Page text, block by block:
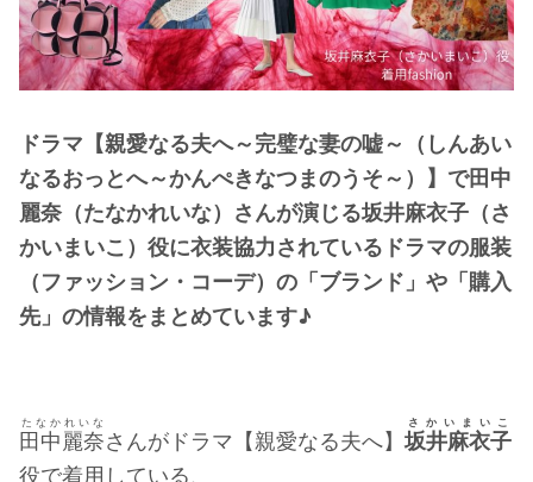
・トリンドル玲奈
・深田恭子
・北川景子
・橋本環奈
【よく検索されてる男性芸能人】
・ 目黒蓮
・京本大我
・木村拓哉（キムタク）
ドラマ【親愛なる夫へ～完璧な妻の嘘～
（しんあい
なるおっとへ～かんぺきなつまのうそ～）】で田中
麗奈（たなかれいな）さんが演じる坂井麻衣子（さ
かいまいこ）役に衣装協力されているドラマの服装
（ファッション・コーデ）の「ブランド」や「購入
先」の情報をまとめています♪
田中麗奈
たなかれいな
さんがドラマ【親愛なる夫へ】坂井麻衣子
さかいまいこ
役で着用している、